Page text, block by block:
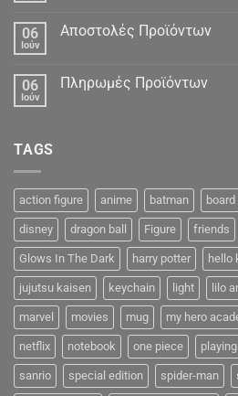
06
Ιούν
Αποστολές Προϊόντων
06
Ιούν
Πληρωμές Προϊόντων
TAGS
action figure anime batman
disney dragon ball Figure friends
Glows In The Dark harry potter hello
jujutsu kaisen keychain light lilo
marvel movies mug my hero
netflix notebook one piece
sanrio special edition spider-man